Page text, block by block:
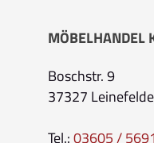
MÖBELHANDEL
Boschstr. 9
37327 Leinefelde
Tel.:03605 /